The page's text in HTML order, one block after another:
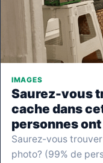
IMAGES
Saurez-vous
cache dans
personnes
Saurez-vous
photo? (99% de